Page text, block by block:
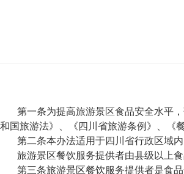
第一条为提高旅游景区食品安全水平
和国旅游法》、《四川省旅游条例》、《
第二条本办法适用于四川省行政区域
旅游景区餐饮服务提供者由县级以上
第三条旅游景区餐饮服务提供者是食